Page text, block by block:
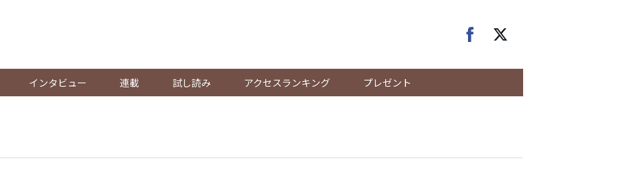
インタビュー 連載 試し読み アクセスランキング プレゼント